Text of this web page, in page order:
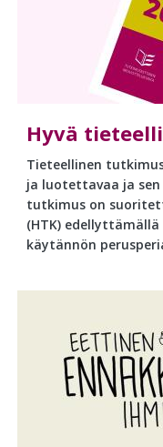
Hyvä
Tieteellinen
ja luotettavaa ja
tutkimus on
(HTK)
käytännön